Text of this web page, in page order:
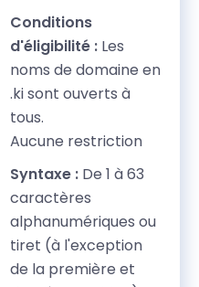
Conditions
d'éligibilité : Les
noms de domaine en
.ki sont ouverts à
tous.
Aucune restriction
Syntaxe : De 1 à 63
caractères
alphanumériques ou
tiret (à l'exception
de la première et